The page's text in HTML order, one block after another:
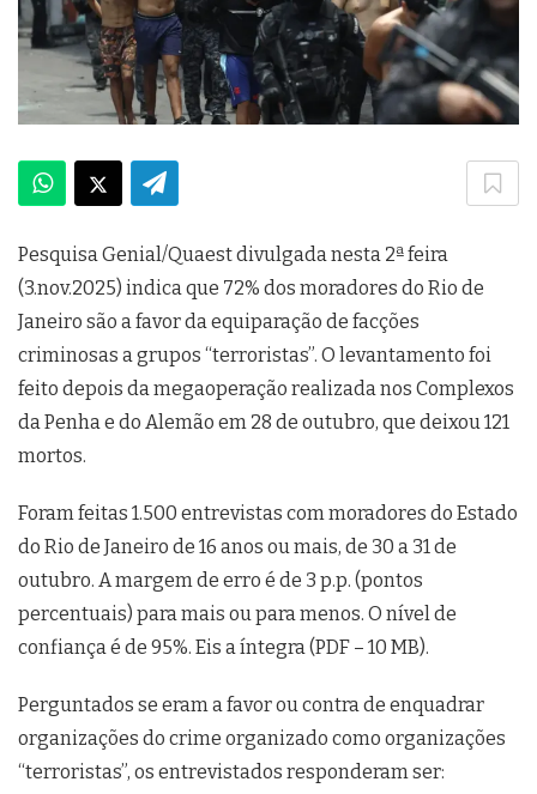
Pesquisa Genial/Quaest divulgada nesta 2ª feira
(3.nov.2025) indica que 72% dos moradores do Rio de
Janeiro são a favor da equiparação de facções
criminosas a grupos “terroristas”. O levantamento foi
feito depois da megaoperação realizada nos Complexos
da Penha e do Alemão em 28 de outubro, que deixou 121
mortos.
Foram feitas 1.500 entrevistas com moradores do Estado
do Rio de Janeiro de 16 anos ou mais, de 30 a 31 de
outubro. A margem de erro é de 3 p.p. (pontos
percentuais) para mais ou para menos. O nível de
confiança é de 95%. Eis a íntegra (PDF – 10 MB).
Perguntados se eram a favor ou contra de enquadrar
organizações do crime organizado como organizações
“terroristas”, os entrevistados responderam ser: